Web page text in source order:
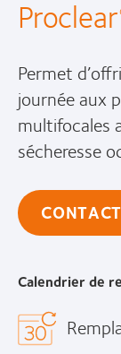
Proclear
Permet
journée aux
multifocales
sécheresse
Calendrier de